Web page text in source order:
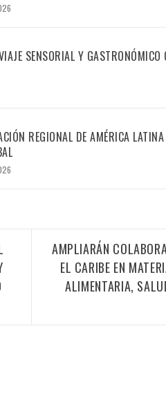
SENSORIAL Y GASTRONÓMICO
REGIONAL DE AMÉRICA
AMPLIARÁN
EL CARIBE EN
ALIMENTARIA,